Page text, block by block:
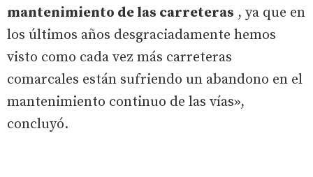
mantenimiento de las carreteras , ya que en
los últimos años desgraciadamente hemos
visto como cada vez más carreteras
comarcales están sufriendo un abandono en el
mantenimiento continuo de las vías»,
concluyó.